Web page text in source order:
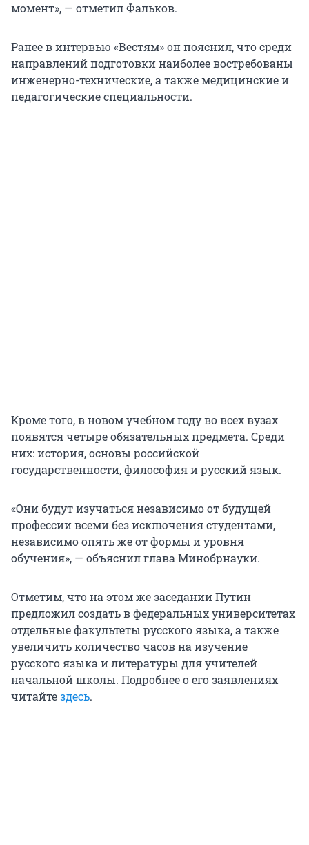
момент», — отметил Фальков.
Ранее в интервью «Вестям» он пояснил, что среди
направлений подготовки наиболее востребованы
инженерно-технические, а также медицинские и
педагогические специальности.
Кроме того, в новом учебном году во всех вузах
появятся четыре обязательных предмета. Среди
них: история, основы российской
государственности, философия и русский язык.
«Они будут изучаться независимо от будущей
профессии всеми без исключения студентами,
независимо опять же от формы и уровня
обучения», — объяснил глава Минобрнауки.
Отметим, что на этом же заседании Путин
предложил создать в федеральных университетах
отдельные факультеты русского языка, а также
увеличить количество часов на изучение
русского языка и литературы для учителей
начальной школы. Подробнее о его заявлениях
читайтездесь.